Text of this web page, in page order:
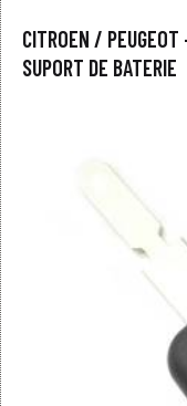
CITROEN / PEUGEOT
SUPORT DE BATERIE